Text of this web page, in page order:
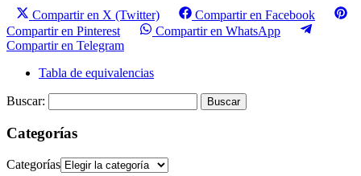
Compartir en X (Twitter)
Compartir en Facebook
Compartir en Pinterest
Compartir en WhatsApp
Compartir en Telegram
Tabla de equivalencias
Buscar:
Categorías
Categorías